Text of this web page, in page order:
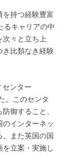
持つ経験豊富
るキャリアの中
々と立ち上
比類なき経験
ンター
。このセンタ
御すること、
インターネッ
また英国の国
立案・実施し